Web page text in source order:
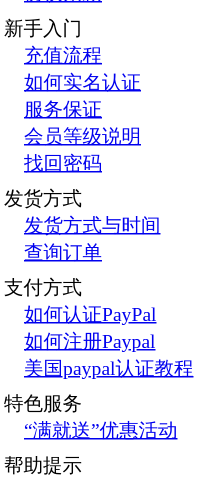
新手入门
充值流程
如何实名认证
服务保证
会员等级说明
找回密码
发货方式
发货方式与时间
查询订单
支付方式
如何认证PayPal
如何注册Paypal
美国paypal认证教程
特色服务
“满就送”优惠活动
帮助提示